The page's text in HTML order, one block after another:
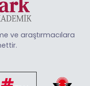
ve araştırmacılara